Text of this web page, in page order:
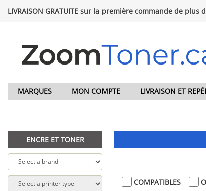
LIVRAISON GRATUITE sur la première commande de plus
MARQUES MON COMPTE LIVRAISON ET
ENCRE ET TONER
COMPATIBLES